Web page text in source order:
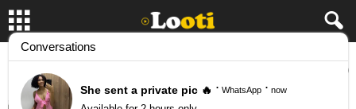
برچسب: سکس نصف شبی